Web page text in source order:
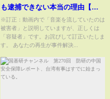
も逮捕できない本当の理由【ゆ
っくり解説】
※訂正：動画内で「音楽を流していたのは
被害者」と説明していますが、正しくは
「容疑者」です。お詫びして訂正いたしま
す。 あなたの再生が事件解決...